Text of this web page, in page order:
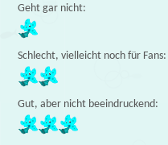
Geht gar nicht:
Schlecht, vielleicht noch für Fans:
Gut, aber nicht beeindruckend: